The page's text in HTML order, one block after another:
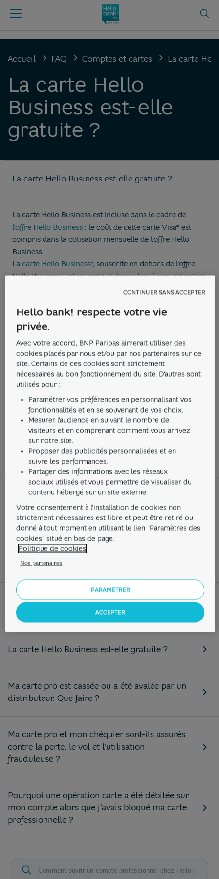
Accueil FAQ Comptes et cartes La carte
La carte Hello
Business est-elle
gratuite ?
La carte Hello Business est-elle gratuite ?
La carte Hello Business est incluse dans le cadre de
l'offre Hello Business : le coût de cette carte Visa* est
compris dans la cotisation mensuelle de l'offre Hello
Business.
La carte Hello Business*, souscrite en dehors de l'offre
Hello Business, est payante et donne lieu à une cotisation
bancaire professionnelle, nous vous invitons à consulter
leguide tarifaire Hello bank! Pro
*Fourniture d’une carte de débit (carte de paiement
international à débit immédiat), fourniture d’une carte de
débit (carte de paiement international à débit différé).
Cela m'a aidé
Cela ne m'a pas aidé
Ces sujets peuvent aussi
vous intéresser...
Comment changer le type de débit (immédiat
ou différé) de ma carte Hello Business ?
La carte Hello Business est-elle gratuite ?
Ma carte pro est cassée ou a été avalée par un
distributeur. Que faire ?
Ma carte pro et mon chéquier sont-ils assurés
contre la perte, le vol et l'utilisation
frauduleuse ?
Pourquoi une opération carte a été débitée sur
mon compte alors que j'avais bloqué ma carte
professionnelle ?
Hello bank! respecte votre vie
privée.
Avec votre accord, BNP Paribas aimerait utiliser des
cookies placés par nous et/ou par nos partenaires sur ce
site. Certains de ces cookies sont strictement
nécessaires au bon fonctionnement du site. D'autres sont
utilisés pour :
Paramétrer vos préférences en personnalisant vos
fonctionnalités et en se souvenant de vos choix.
Mesurer l’audience en suivant le nombre de
visiteurs et en comprenant comment vous arrivez
sur notre site.
Proposer des publicités personnalisées et en
suivre les performances.
Partager des informations avec les réseaux
sociaux utilisés et vous permettre de visualiser du
contenu hébergé sur un site externe.
Votre consentement à l'installation de cookies non
strictement nécessaires est libre et peut être retiré ou
donné à tout moment en utilisant le lien "Paramètres des
cookies" situé en bas de page.
Politique de cookies
Nos partenaires
PARAMÉTRER
CONTINUER SANS ACCEPTER
ACCEPTER